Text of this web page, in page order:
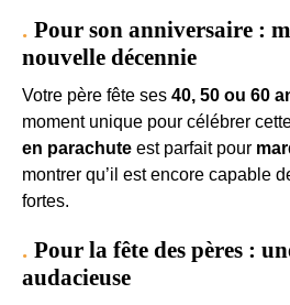
Pour son anniversaire :
nouvelle décennie
Votre père fête ses 40, 50 ou 60
moment unique pour célébrer
en parachute est parfait pour
montrer qu’il est encore capable
fortes.
Pour la fête des pères :
audacieuse